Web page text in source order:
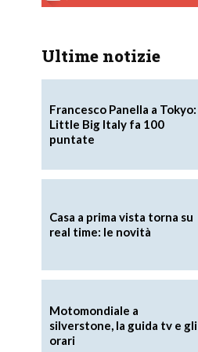
Ultime notizie
Francesco Panella a Tokyo:
Little Big Italy fa 100
puntate
Casa a prima vista torna su
real time: le novità
Motomondiale a
silverstone, la guida tv e gli
orari